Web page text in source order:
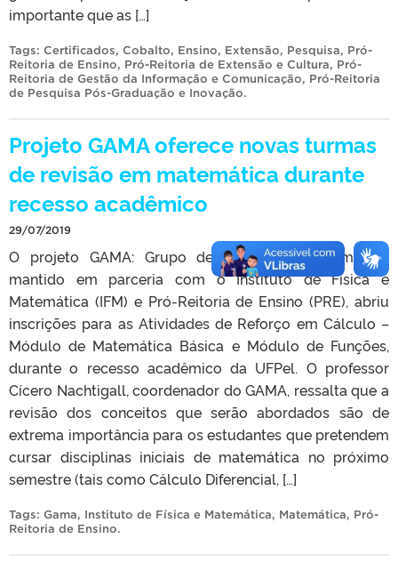
importante que as […]
Tags: Certificados, Cobalto, Ensino, Extensão, Pesquisa, Pró-
Reitoria de Ensino, Pró-Reitoria de Extensão e Cultura, Pró-
Reitoria de Gestão da Informação e Comunicação, Pró-Reitoria
de Pesquisa Pós-Graduação e Inovação.
Projeto GAMA oferece novas turmas
de revisão em matemática durante
recesso acadêmico
29/07/2019
O projeto GAMA: Grupo de Apoio em Matemática,
mantido em parceria com o Instituto de Física e
Matemática (IFM) e Pró-Reitoria de Ensino (PRE), abriu
inscrições para as Atividades de Reforço em Cálculo –
Módulo de Matemática Básica e Módulo de Funções,
durante o recesso acadêmico da UFPel. O professor
Cícero Nachtigall, coordenador do GAMA, ressalta que a
revisão dos conceitos que serão abordados são de
extrema importância para os estudantes que pretendem
cursar disciplinas iniciais de matemática no próximo
semestre (tais como Cálculo Diferencial, […]
Tags: Gama, Instituto de Física e Matemática, Matemática, Pró-
Reitoria de Ensino.